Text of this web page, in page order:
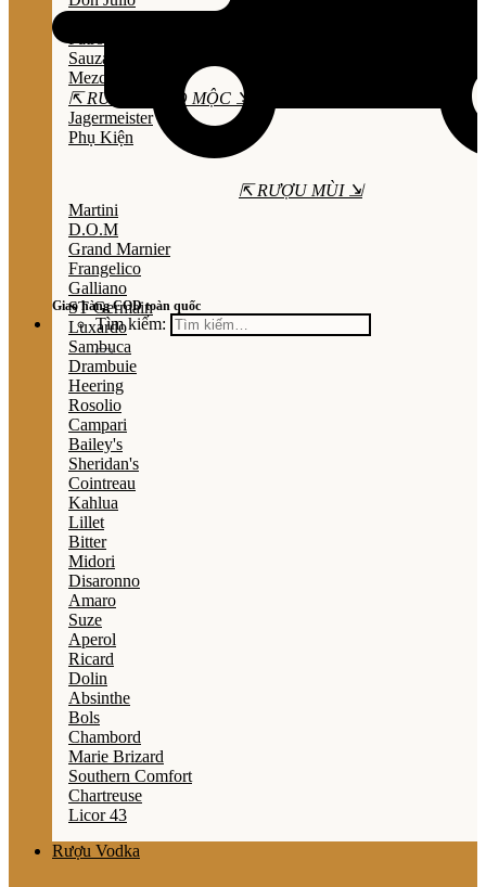
Giao hàng COD toàn quốc
Tìm kiếm:
Sauza
Mezcal
⇱ RƯỢU THẢO MỘC ⇲
Jagermeister
Phụ Kiện
⇱ RƯỢU MÙI ⇲
Martini
D.O.M
Grand Marnier
Frangelico
Galliano
ST Germain
Luxardo
Sambuca
Drambuie
Heering
Rosolio
Campari
Bailey's
Sheridan's
Cointreau
Kahlua
Lillet
Bitter
Midori
Disaronno
Amaro
Suze
Aperol
Ricard
Dolin
Absinthe
Bols
Chambord
Marie Brizard
Southern Comfort
Chartreuse
Licor 43
Rượu Vodka